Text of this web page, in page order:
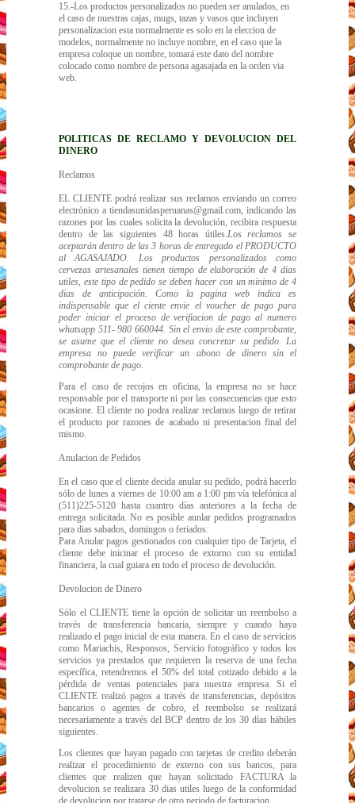
15.-Los productos personalizados no pueden ser anulados, en
el caso de nuestras cajas, mugs, tazas y vasos que incluyen
personalizacion esta normalmente es solo en la eleccion de
modelos, normalmente no incluye nombre, en el caso que la
empresa coloque un nombre, tomará este dato del nombre
colocado como nombre de persona agasajada en la orden via
web.
POLITICAS DE RECLAMO Y DEVOLUCION DEL
DINERO
Reclamos
EL CLIENTE podrá realizar sus reclamos enviando un correo
electrónico a tiendasunidasperuanas@gmail.com, indicando las
razones por las cuales solicita la devolución, recibira respuesta
dentro de las siguientes 48 horas útiles.Los reclamos se
aceptarán dentro de las 3 horas de entregado el PRODUCTO
al AGASAJADO. Los productos personalizados como
cervezas artesanales tienen tiempo de elaboración de 4 dias
utiles, este tipo de pedido se deben hacer con un minimo de 4
dias de anticipación. Como la pagina web indica es
indispensable que el ciente envie el voucher de pago para
poder iniciar el proceso de verifiacion de pago al numero
whatsapp 511- 980 660044. Sin el envio de este comprobante,
se asume que el cliente no desea concretar su pedido. La
empresa no puede verificar un abono de dinero sin el
comprobante de pago.
Para el caso de recojos en oficina, la empresa no se hace
responsable por el transporte ni por las consecuencias que esto
ocasione. El cliente no podra realizar reclamos luego de retirar
el producto por razones de acabado ni presentacion final del
mismo.
Anulacion de Pedidos
En el caso que el cliente decida anular su pedido, podrá hacerlo
sólo de lunes a viernes de 10:00 am a 1:00 pm vía telefónica al
(511)225-5120 hasta cuantro días anteriores a la fecha de
entrega solicitada. No es posible aunlar pedidos programados
para dias sabados, domingos o feriados.
Para Anular pagos gestionados con cualquier tipo de Tarjeta, el
cliente debe inicinar el proceso de extorno con su entidad
financiera, la cual guiara en todo el proceso de devolución.
Devolucion de Dinero
Sólo el CLIENTE tiene la opción de solicitar un reembolso a
través de transferencia bancaria, siempre y cuando haya
realizado el pago inicial de esta manera. En el caso de servicios
como Mariachis, Responsos, Servicio fotográfico y todos los
servicios ya prestados que requieren la reserva de una fecha
específica, retendremos el 50% del total cotizado debido a la
pérdida de ventas potenciales para nuestra empresa. Si el
CLIENTE realizó pagos a través de transferencias, depósitos
bancarios o agentes de cobro, el reembolso se realizará
necesariamente a través del BCP dentro de los 30 días hábiles
siguientes.
Los clientes que hayan pagado con tarjetas de credito deberán
realizar el procedimiento de externo con sus bancos, para
clientes que realizen que hayan solicitado FACTURA la
devolucion se realizara 30 dias utiles luego de la conformidad
de devolucion por tratarse de otro periodo de facturacion.